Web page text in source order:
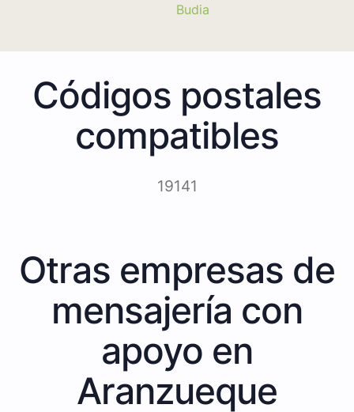
Budia
Códigos postales
compatibles
19141
Otras empresas de
mensajería con
apoyo en
Aranzueque